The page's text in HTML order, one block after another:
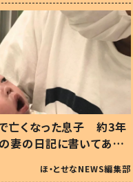
亡くなった息子 約3年
妻の日記に書いてあっ
ほ・とせなNEWS編集部